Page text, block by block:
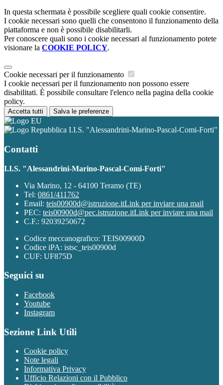
In questa schermata è possibile scegliere quali cookie consentire.
I cookie necessari sono quelli che consentono il funzionamento della
piattaforma e non è possibile disabilitarli.
Per conoscere quali sono i cookie necessari al funzionamento potete
visionare la COOKIE POLICY.
Cookie necessari per il funzionamento
I cookie necessari per il funzionamento non possono essere
disabilitati. È possibile consultare l'elenco nella pagina della cookie
policy.
Accetta tutti Salva le preferenze
I.I.S. "Alessandrini-Marino-Pascal-Comi-Forti"
Contatti
I.I.S. "Alessandrini-Marino-Pascal-Comi-Forti"
Via Marino, 12 - 64100 Teramo (TE)
Tel: 0861/411762
Email: teis00900d@istruzione.itLink per inviare una mail
PEC: teis00900d@pec.istruzione.itLink per inviare una mail
C.F.: 92039250672
Codice meccanografico: TEIS00900D
Codice iPA: istsc_teis00900d
CUF: UF875D
Seguici su
Facebook
Youtube
Instagram
Sezione Link Utili
Cookie policy
Note legali
Informativa Privacy
Ufficio Relazioni con il Pubblico